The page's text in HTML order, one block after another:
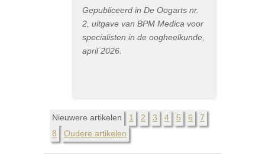
Gepubliceerd in De Oogarts nr.
2, uitgave van BPM Medica voor
specialisten in de oogheelkunde,
april 2026.
Nieuwere artikelen 1 2 3 4 5 6
7
8
Oudere artikelen